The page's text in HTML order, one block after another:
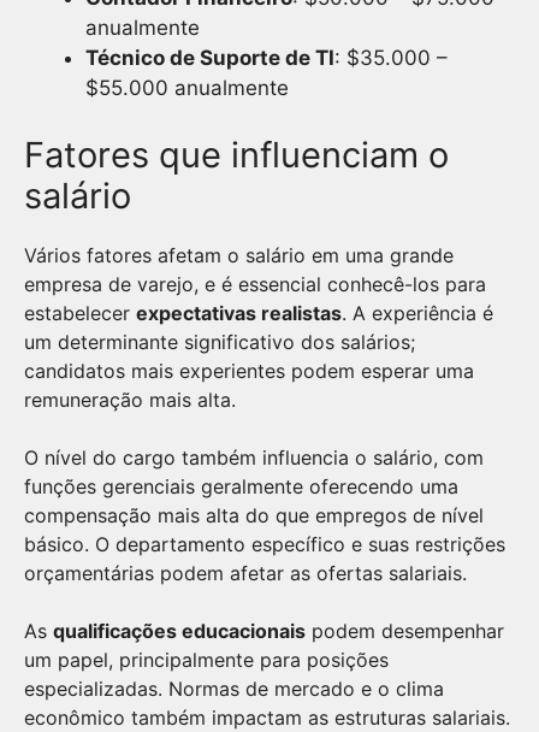
anualmente
Técnico de Suporte de TI: $35.000 –
$55.000 anualmente
Fatores que influenciam o
salário
Vários fatores afetam o salário em uma grande
empresa de varejo, e é essencial conhecê-los para
estabelecer expectativas realistas. A experiência é
um determinante significativo dos salários;
candidatos mais experientes podem esperar uma
remuneração mais alta.
O nível do cargo também influencia o salário, com
funções gerenciais geralmente oferecendo uma
compensação mais alta do que empregos de nível
básico. O departamento específico e suas restrições
orçamentárias podem afetar as ofertas salariais.
As qualificações educacionais podem desempenhar
um papel, principalmente para posições
especializadas. Normas de mercado e o clima
econômico também impactam as estruturas salariais.